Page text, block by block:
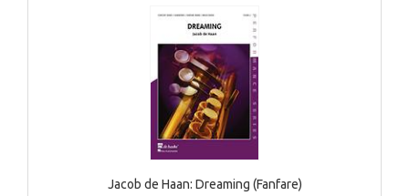
Jacob de Haan: Dreaming (Fanfare)